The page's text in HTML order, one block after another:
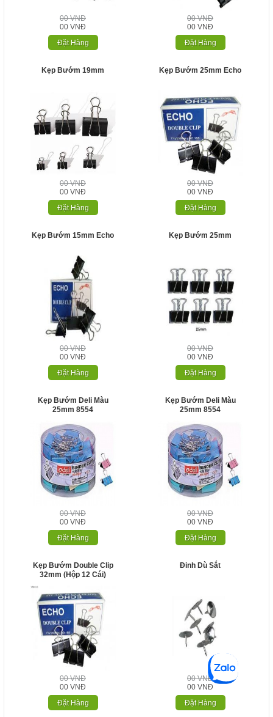
00 VNĐ
00 VNĐ
Đặt Hàng
00 VNĐ
00 VNĐ
Đặt Hàng
Kẹp Bướm 19mm
00 VNĐ
00 VNĐ
Đặt Hàng
Kẹp Bướm 25mm Echo
00 VNĐ
00 VNĐ
Đặt Hàng
Kẹp Bướm 15mm Echo
00 VNĐ
00 VNĐ
Đặt Hàng
Kẹp Bướm 25mm
00 VNĐ
00 VNĐ
Đặt Hàng
Kẹp Bướm Deli Màu
25mm 8554
00 VNĐ
00 VNĐ
Đặt Hàng
Kẹp Bướm Deli Màu
25mm 8554
00 VNĐ
00 VNĐ
Đặt Hàng
Kẹp Bướm Double Clip
32mm (hộp 12 Cái)
00 VNĐ
00 VNĐ
Đặt Hàng
Đinh Dù Sắt
00 VNĐ
00 VNĐ
Đặt Hàng